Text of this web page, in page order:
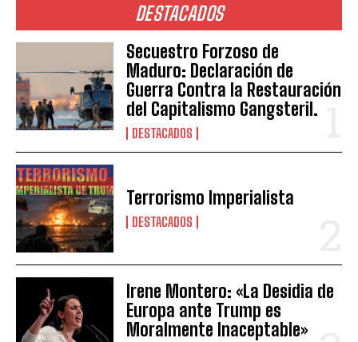
DESTACADOS
Secuestro Forzoso de
Maduro: Declaración de
Guerra Contra la Restauración
del Capitalismo Gangsteril.
DESTACADOS
Terrorismo Imperialista
DESTACADOS
Irene Montero: «La Desidia de
Europa ante Trump es
Moralmente Inaceptable»